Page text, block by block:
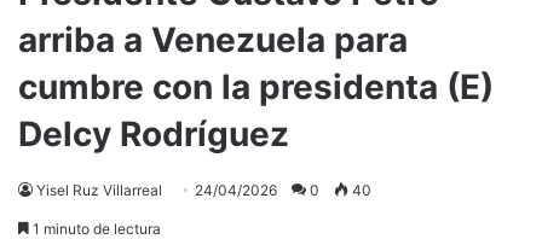
arriba a Venezuela para
cumbre con la presidenta (E)
Delcy Rodríguez
Yisel Ruz Villarreal 24/04/2026 0 40
1 minuto de lectura